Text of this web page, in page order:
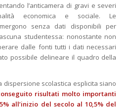
l’anticamera di gravi e severi
economica e sociale. Le
senza dati disponibili per
studentessa: nonostante non
dalle fonti tutti i dati necessari
possibile delineare il quadro della
dispersione scolastica esplicita siano
risultati molto importanti
all’inizio del secolo al 10,5% del